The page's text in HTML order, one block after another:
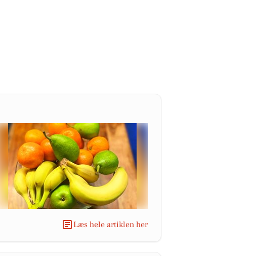
Læs hele artiklen her